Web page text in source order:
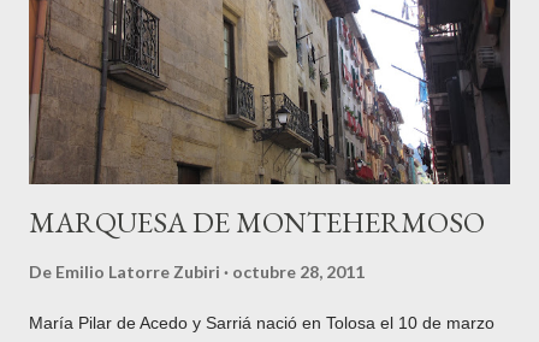
confiteros locales. Hemos pasado de ser una ciudad industrial
a una ciudad de servicios. ¿Mejor, peor? El tiempo lo dirá,
pero sí que hay que reconocer que es un caso único y aislado
en nuestro entorno guip...
MARQUESA DE MONTEHERMOSO
De Emilio Latorre Zubiri octubre 28, 2011
María Pilar de Acedo y Sarriá nació en Tolosa el 10 de marzo